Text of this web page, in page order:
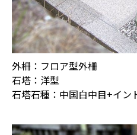
外柵：フロア型外柵
石塔：洋型
石塔石種：中国白中目+イン